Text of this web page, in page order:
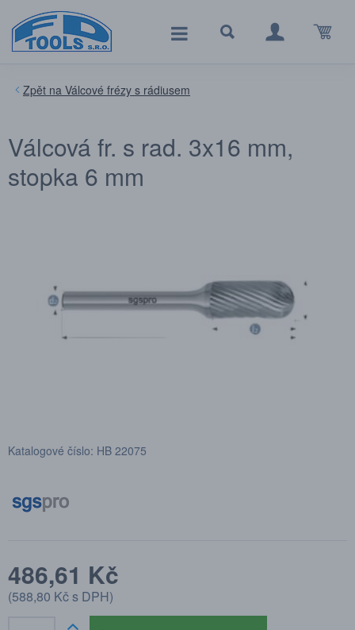
Válcové frézy s rádiusem
Válcová fr. s rad. 3x16 mm,
stopka 6 mm
Katalogové číslo: HB 22075
486,61 Kč
(588,80 Kčs DPH)